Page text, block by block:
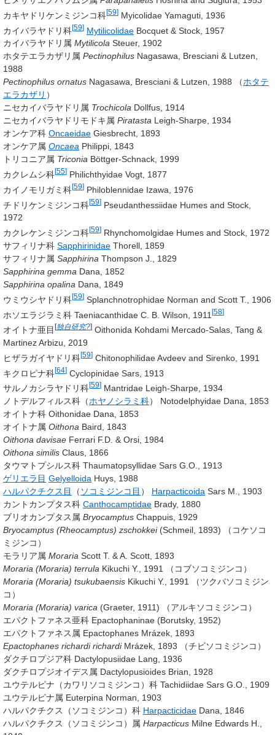
カキヤドリケンミジンコ科[59] Myicolidae Yamaguti, 1936
カイバラヤドリ科[59] Mytilicolidae Bocquet & Stock, 1957
カイバラヤドリ属 Mytilicola Steuer, 1902
ホタテエラカザリ属 Pectinophilus Nagasawa, Bresciani & Lutzen,
1988
Pectinophilus ornatus Nagasawa, Bresciani & Lutzen, 1988 （ホタテ
エラカザリ ）
ニセカイバラヤドリ属 Trochicola Dollfus, 1914
ニセカイバラヤドリモドキ属 Piratasta Leigh-Sharpe, 1934
オンケア科 Oncaeidae Giesbrecht, 1893
オンケア属 Oncaea Philippi, 1843
トリコニア属 Triconia Böttger-Schnack, 1999
カクレムシ科[55] Philichthyidae Vogt, 1877
カイノモリガミ科[59] Philoblennidae Izawa, 1976
チドリケンミジンコ科[59] Pseudanthessiidae Humes and Stock,
1972
カクレケンミジンコ科[59] Rhynchomolgidae Humes and Stock, 1972
サフィリナ科 Sapphirinidae Thorell, 1859
サフィリナ属 Sapphirina Thompson J., 1829
Sapphirina gemma Dana, 1852
Sapphirina opalina Dana, 1849
ウミウシヤドリ科[59] Splanchnotrophidae Norman and Scott T., 1906
ホソエラジラミ科 Taeniacanthidae C. B. Wilson, 1911 [58]
オイトナ亜目 [独自研究?] Oithonida Kohdami Mercado-Salas, Tang &
Martinez Arbizu, 2019
ヒザラガイヤドリ科[59] ChitonophilidaeAvdeev and Sirenko, 1991
キクロピナ科[64] Cyclopinidae Sars, 1913
サルノカシラヤドリ科[59] Mantridae Leigh-Sharpe, 1934
ノトデルフィルス科（ホヤノシラミ科） Notodelphyidae Dana, 1853
オイトナ科 Oithonidae Dana, 1853
オイトナ属 Oithona Baird, 1843
Oithona davisae Ferrari F.D. & Orsi, 1984
Oithona similis Claus, 1866
タウマトプシルス科 Thaumatopsyllidae Sars G.O., 1913
ゲリエラ目 Gelyelloida Huys, 1988
ハルパクチクス目
（ ソコミジンコ目 ） Harpacticoida Sars M., 1903
カントカンプタス科 Canthocamptidae Brady, 1880
ブリオカンプタス属 Bryocamptus Chappuis, 1929
Bryocamptus (Rheocamptus) zschokkei (Schmeil, 1893) （コケソコ
ミジンコ）
モラリア属 Moraria Scott T. & A. Scott, 1893
Moraria (Moraria) terrula Kikuchi Y., 1991
（コブソコミジンコ）
Moraria (Moraria) tsukubaensis Kikuchi Y., 1991
（ツクバソコミジン
コ）
Moraria (Moraria) varica (Graeter, 1911) （アルキソコミジンコ）
エパクトファネス亜科 Epactophaninae (Borutsky, 1952)
エパクトファネス属 Epactophanes Mrázek, 1893
Epactophanes richardi richardi Mrázek, 1893 （チビソコミジンコ）
ダクチロプジア科 Dactylopusiidae Lang, 1936
ダクチロプジオイデス属 Dactylopusioides Brian, 1928
ユウテルピナ（カワリソコミジンコ）科 Tachidiidae Sars G.O., 1909
ユウテルピナ属 Euterpina Norman, 1903
ハルパクチクス（ソコミジンコ）科 Harpacticidae Dana, 1846
ハルパクチクス（ソコミジンコ）属 Harpacticus Milne Edwards H.,